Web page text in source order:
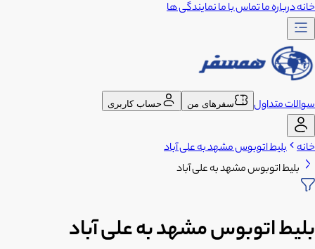
خانهدرباره ماتماس با مانمایندگی ها
سوالات متداول سفرهای من حساب کاربری
خانه بلیط اتوبوس مشهد به علی آباد
بلیط اتوبوس مشهد به علی آباد
بلیط اتوبوس مشهد به علی آباد